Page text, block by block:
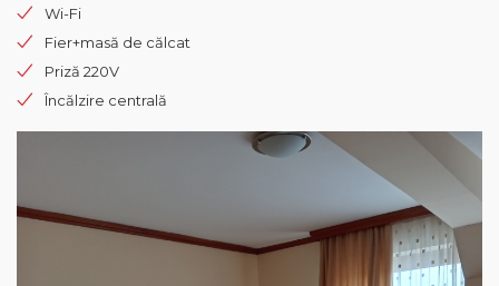
Wi-Fi
Fier+masă de călcat
Priză 220V
Încălzire centrală